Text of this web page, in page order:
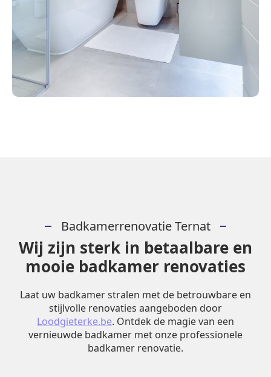
Badkamerrenovatie Ternat
Wij zijn sterk in betaalbare en
mooie badkamer renovaties
Laat uw badkamer stralen met de betrouwbare en
stijlvolle renovaties aangeboden door
Loodgieterke.be. Ontdek de magie van een
vernieuwde badkamer met onze professionele
badkamer renovatie.